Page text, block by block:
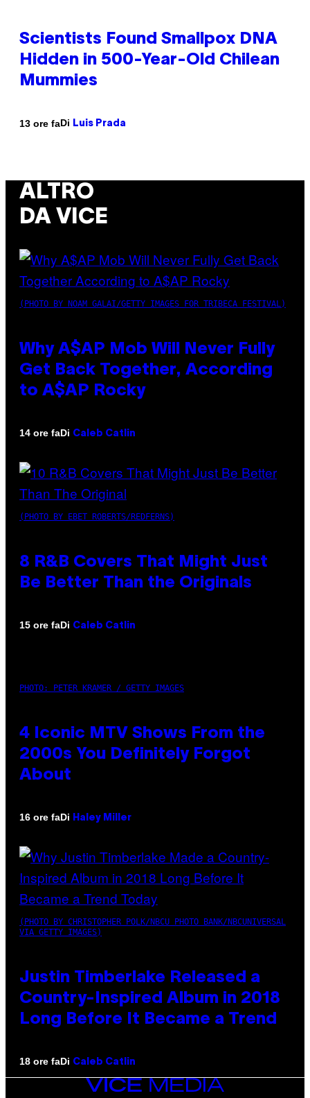
Scientists Found Smallpox DNA
Hidden in 500-Year-Old Chilean
Mummies
13 ore faDi Luis Prada
ALTRO
DA VICE
(PHOTO BY NOAM GALAI/GETTY IMAGES FOR TRIBECA FESTIVAL)
Why A$AP Mob Will Never Fully
Get Back Together, According
to A$AP Rocky
14 ore faDi Caleb Catlin
(PHOTO BY EBET ROBERTS/REDFERNS)
8 R&B Covers That Might Just
Be Better Than the Originals
15 ore faDi Caleb Catlin
PHOTO: PETER KRAMER / GETTY IMAGES
4 Iconic MTV Shows From the
2000s You Definitely Forgot
About
16 ore faDi Haley Miller
(PHOTO BY CHRISTOPHER POLK/NBCU PHOTO BANK/NBCUNIVERSAL
VIA GETTY IMAGES)
Justin Timberlake Released a
Country-Inspired Album in 2018
Long Before It Became a Trend
18 ore faDi Caleb Catlin
VICE
MEDIA